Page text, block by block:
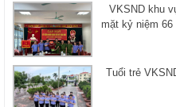
VKSND khu
mặt kỷ niệm 66
Tuổi trẻ